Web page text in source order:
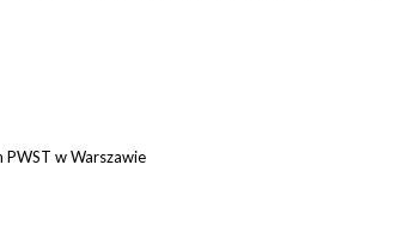
PWST w Warszawie